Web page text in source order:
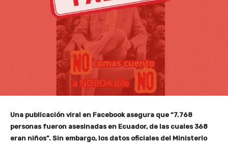
Una publicación viral en Facebook asegura que “7.768
personas fueron asesinadas en Ecuador, de las cuales 368
eran niños”. Sin embargo, los datos oficiales del Ministerio